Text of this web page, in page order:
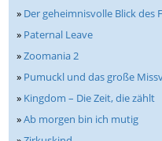
» Der geheimnisvolle Blick des
» Paternal Leave
»Zoomania 2
» Pumuckl und das große
» Kingdom – Die Zeit, die zählt
»Ab morgen bin ich mutig